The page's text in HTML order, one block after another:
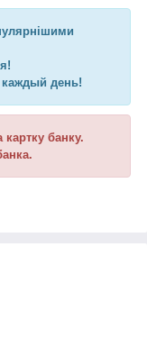
день!
банку.